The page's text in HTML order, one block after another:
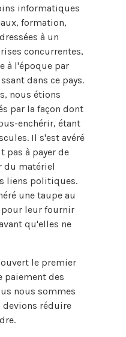
informatiques
formation,
à un
concurrentes,
à l'époque par
dans ce pays.
nous étions
par la façon dont
enchérir, étant
Il s'est avéré
pas à payer de
matériel
liens politiques.
une taupe au
pour leur fournir
qu'elles ne
le premier
paiement des
nous sommes
devions réduire